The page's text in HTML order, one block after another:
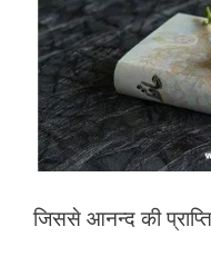
जिससे आनन्द की प्राप्ति